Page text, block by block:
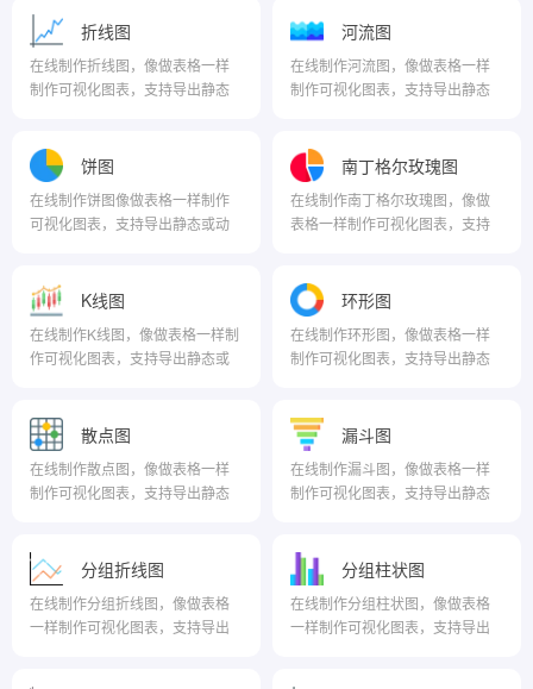
折线图
在线制作折线图，像做表格一样
制作可视化图表，支持导出静态
河流图
在线制作河流图，像做表格一样
制作可视化图表，支持导出静态
饼图
在线制作饼图像做表格一样制作
可视化图表，支持导出静态或动
南丁格尔玫瑰图
在线制作南丁格尔玫瑰图，像做
表格一样制作可视化图表，支持
K线图
在线制作K线图，像做表格一样制
作可视化图表，支持导出静态或
环形图
在线制作环形图，像做表格一样
制作可视化图表，支持导出静态
散点图
在线制作散点图，像做表格一样
制作可视化图表，支持导出静态
漏斗图
在线制作漏斗图，像做表格一样
制作可视化图表，支持导出静态
分组折线图
在线制作分组折线图，像做表格
一样制作可视化图表，支持导出
分组柱状图
在线制作分组柱状图，像做表格
一样制作可视化图表，支持导出